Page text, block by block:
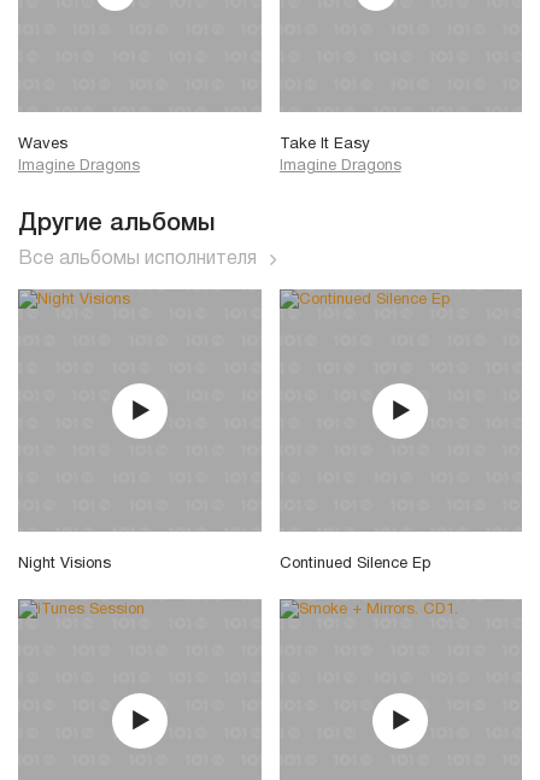
Waves
Imagine Dragons
Take It Easy
Imagine Dragons
Другие альбомы
Все альбомы исполнителя
Night Visions Continued Silence Ep